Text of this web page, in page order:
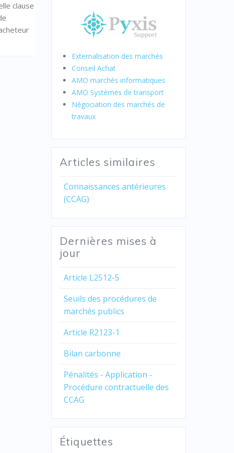
clause
Externalisation des marchés
Conseil Achat
AMO marchés informatiques
AMO Systèmes de transport
Négociation des marchés de
travaux
Articles similaires
Connaissances antérieures
(CCAG)
Dernières mises à
jour
Article L2512-5
Seuils des procédures de
marchés publics
Article R2123-1
Bilan carbonne
Pénalités - Application -
Procédure contractuelle des
CCAG
Étiquettes